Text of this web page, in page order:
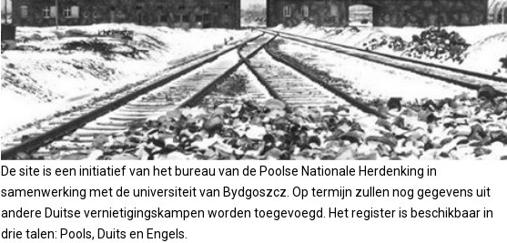
De site is een initiatief van het bureau van de Poolse Nationale Herdenking in
samenwerking met de universiteit van Bydgoszcz. Op termijn zullen nog gegevens uit
andere Duitse vernietigingskampen worden toegevoegd. Het register is beschikbaar in
drie talen: Pools, Duits en Engels.